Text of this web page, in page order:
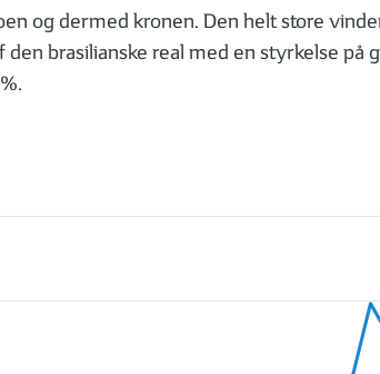
og dermed kronen. Den helt store
brasilianske real med en styrkelse